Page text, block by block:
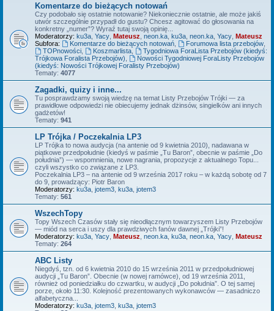
Komentarze do bieżących notowań
Czy podobało się ostatnie notowanie? Niekoniecznie ostatnie, ale może jakiś
utwór szczególnie przypadł do gustu? Chcesz agitować do głosowania na
konkretny „numer”? Wyraź tutaj swoją opinię...
Moderatorzy: ku3a Yacy Mateusz neon.ka ku3a neon.ka Yacy Mateusz
Subfora:
Komentarze do bieżących notowań, Forumowa lista przebojów,
TOPnowości, Koszmarlista,
Tygodniowa ForaLista Przebojów (kiedyś:
Trójkowa Foralista Przebojów)
Nowości Tygodniowej ForaListy Przebojów
(kiedyś: Nowości Trójkowej Foralisty Przebojów)
Tematy: 4077
Zagadki, quizy i inne...
Tu posprawdzamy swoją wiedzę na temat Listy Przebojów Trójki — za
prawidłowe odpowiedzi nie obiecujemy jednak dżinsów, singielków ani innych
gadżetów!
Tematy: 941
LP Trójka / Poczekalnia LP3
LP Trójka to nowa audycja (na antenie od 9 kwietnia 2010), nadawana w
piątkowe przedpołudnie (kiedyś w paśmie „Tu Baron”, obecnie w paśmie „Do
południa”) — wspomnienia, nowe nagrania, propozycje z aktualnego Topu...
czyli wszystko co związane z LP3.
Poczekalnia LP3 – na antenie od 9 września 2017 roku – w każdą sobotę od 7
do 9, prowadzący: Piotr Baron
Moderatorzy: ku3a jotem3 ku3a jotem3
Tematy: 561
WszechTopy
Topy Wszech Czasów stały się nieodłącznym towarzyszem Listy Przebojów
— miód na serca i uszy dla prawdziwych fanów dawnej „Trójki”!
Moderatorzy: ku3a Yacy Mateusz neon.ka ku3a neon.ka Yacy Mateusz
Tematy: 264
ABC Listy
Niegdyś, tzn. od 6 kwietnia 2010 do 15 września 2011 w przedpołudniowej
audycji „Tu Baron”. Obecnie (w nowej ramówce), od 19 września 2011,
również od poniedziałku do czwartku, w audycji „Do południa”. O tej samej
porze, około 11:30. Kolejność prezentowanych wykonawców — zasadniczo
alfabetyczna...
Moderatorzy: ku3a jotem3 ku3a jotem3